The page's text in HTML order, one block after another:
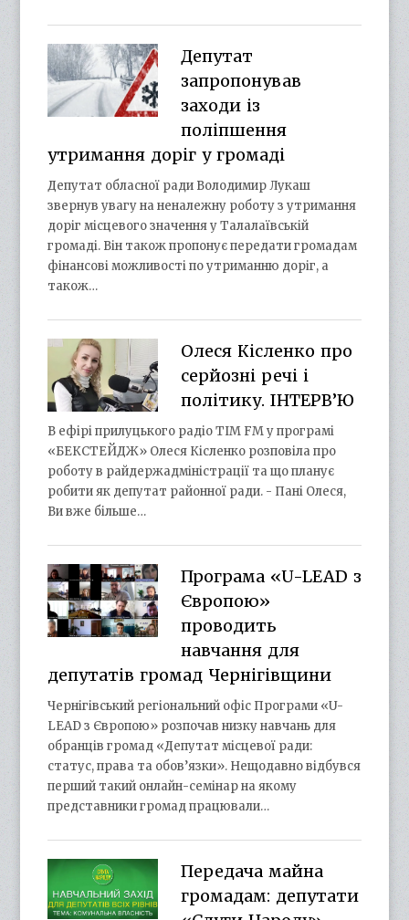
Депутат
запропонував
заходи із
поліпшення
утримання доріг у громаді
Депутат обласної ради Володимир Лукаш
звернув увагу на неналежну роботу з утримання
доріг місцевого значення у Талалаївській
громаді. Він також пропонує передати громадам
фінансові можливості по утриманню доріг, а
також…
Олеся Кісленко про
серйозні речі і
політику. ІНТЕРВ’Ю
В ефірі прилуцького радіо ТІМ FM у програмі
«БЕКСТЕЙДЖ» Олеся Кісленко розповіла про
роботу в райдержадміністрації та що планує
робити як депутат районної ради. - Пані Олеся,
Ви вже більше…
Програма «U-LEAD з
Європою»
проводить
навчання для
депутатів громад Чернігівщини
Чернігівський регіональний офіс Програми «U-
LEAD з Європою» розпочав низку навчань для
обранців громад «Депутат місцевої ради:
статус, права та обов’язки». Нещодавно відбувся
перший такий онлайн-семінар на якому
представники громад працювали…
Передача майна
громадам: депутати